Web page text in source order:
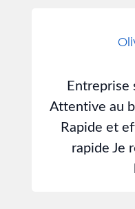
Entreprise
Attentive au
Rapide et
rapide Je